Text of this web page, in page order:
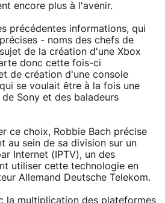
encore plus à l'avenir.
précédentes informations, qui
- noms des chefs de
de la création d'une Xbox
donc cette fois-ci
de création d'une console
se voulait être à la fois une
Sony et des baladeurs
ce choix, Robbie Bach précise
au sein de sa division sur un
Internet (IPTV), un des
utiliser cette technologie en
Allemand Deutsche Telekom.
la multiplication des plateformes